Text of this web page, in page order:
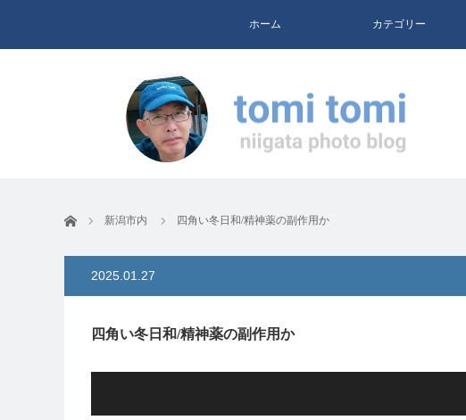
ホーム カテゴリー
ホーム 新潟市内 四角い冬日和/精神薬の副作用か
2025.01.27
四角い冬日和/精神薬の副作用か